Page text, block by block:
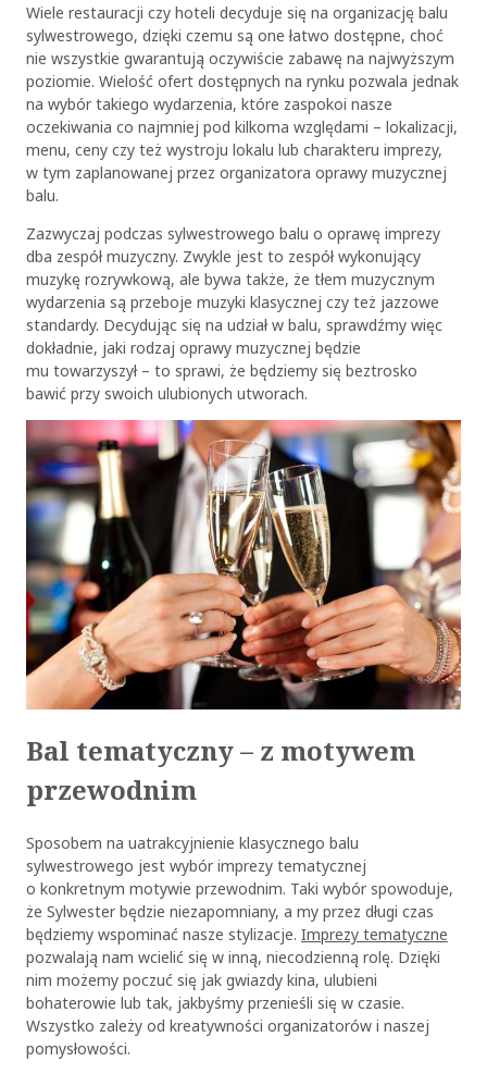
Wiele restauracji czy hoteli decyduje się na organizację balu
sylwestrowego, dzięki czemu są one łatwo dostępne, choć
nie wszystkie gwarantują oczywiście zabawę na najwyższym
poziomie. Wielość ofert dostępnych na rynku pozwala jednak
na wybór takiego wydarzenia, które zaspokoi nasze
oczekiwania co najmniej pod kilkoma względami – lokalizacji,
menu, ceny czy też wystroju lokalu lub charakteru imprezy,
w tym zaplanowanej przez organizatora oprawy muzycznej
balu.
Zazwyczaj podczas sylwestrowego balu o oprawę imprezy
dba zespół muzyczny. Zwykle jest to zespół wykonujący
muzykę rozrywkową, ale bywa także, że tłem muzycznym
wydarzenia są przeboje muzyki klasycznej czy też jazzowe
standardy. Decydując się na udział w balu, sprawdźmy więc
dokładnie, jaki rodzaj oprawy muzycznej będzie
mu towarzyszył – to sprawi, że będziemy się beztrosko
bawić przy swoich ulubionych utworach.
Bal tematyczny – z motywem
przewodnim
Sposobem na uatrakcyjnienie klasycznego balu
sylwestrowego jest wybór imprezy tematycznej
o konkretnym motywie przewodnim. Taki wybór spowoduje,
że Sylwester będzie niezapomniany, a my przez długi czas
będziemy wspominać nasze stylizacje. Imprezy tematyczne
pozwalają nam wcielić się w inną, niecodzienną rolę. Dzięki
nim możemy poczuć się jak gwiazdy kina, ulubieni
bohaterowie lub tak, jakbyśmy przenieśli się w czasie.
Wszystko zależy od kreatywności organizatorów i naszej
pomysłowości.